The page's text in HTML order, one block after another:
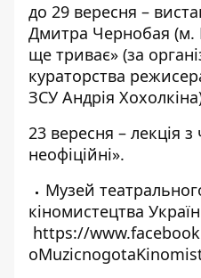
до 29 вересня –
Дмитра Чернобая (м.
ще триває» (за
кураторства
ЗСУ Андрія
23 вересня – лекція
неофіційні».
Музей
кіномистецтва
https://